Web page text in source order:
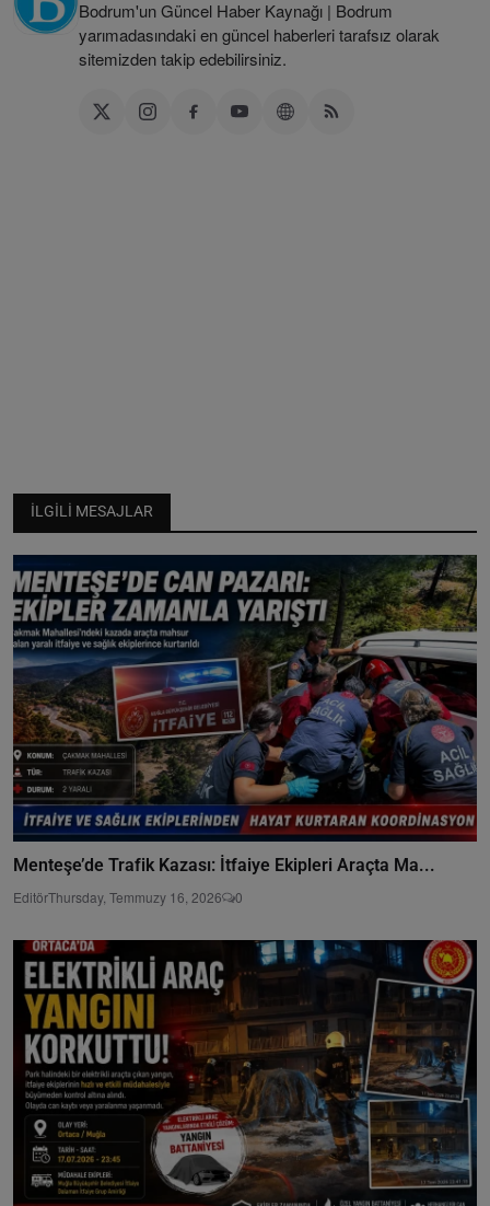
Bodrum'un Güncel Haber Kaynağı | Bodrum
yarımadasındaki en güncel haberleri tarafsız olarak
sitemizden takip edebilirsiniz.
İLGILI MESAJLAR
Menteşe’de Trafik Kazası: İtfaiye Ekipleri Araçta Ma...
EditörThursday, Temmuzy 16, 2026 0